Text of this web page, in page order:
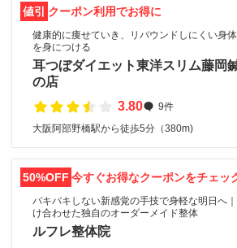
値引 クーポン利用でお得に
健康的に痩せていき、リバウンドしにくい身
を身につける
耳つぼダイエット東洋スリム藤岡
の店
3.80
9件
大阪阿部野橋駅から徒歩5分（380m)
50%OFF 今すぐお得なクーポンをチェッ
バキバキしない新感覚の手技で身軽な明日へ
け合わせた独自のオーダーメイド整体
ルフレ整体院